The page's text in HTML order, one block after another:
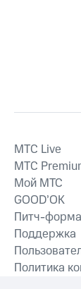
MTС Live
MTС
Мой МТС
GOOD’OK
Питч-форма
Поддержка
Политика